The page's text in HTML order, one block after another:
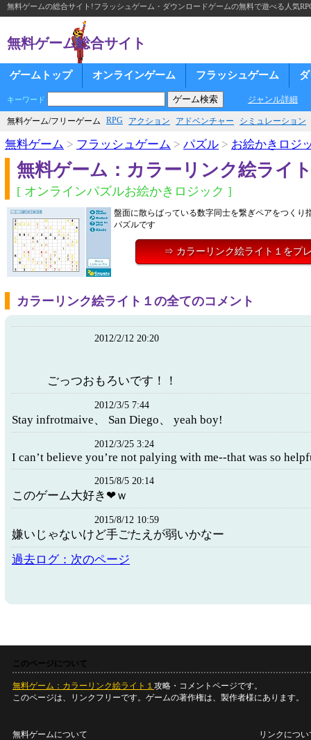
無料ゲームの総合サイト!フラッシュゲーム・ダウンロードゲームの無料で遊べる人気
無料ゲーム総合サイト
ゲームトップ オンラインゲーム フラッシュゲーム
キーワード ジャンル詳細
無料ゲーム/フリーゲーム RPG アクション アドベンチャー シミュレーション
無料ゲーム > フラッシュゲーム > パズル > お絵かきロジ
無料ゲーム：カラーリンク絵ライ
[ オンラインパズルお絵かきロジック ]
盤面に散らばっている数字同士を繋ぎペアをつくり
パズルです
⇒ カラーリンク絵ライト１をプ
カラーリンク絵ライト１の全てのコメント
2012/2/12 20:20
ごっつおもろいです！！
2012/3/5 7:44
Stay infrotmaive、 San Diego、 yeah boy!
2012/3/25 3:24
I can’t believe you’re not palying with me--that was so
2015/8/5 20:14
このゲーム大好き❤ｗ
2015/8/12 10:59
嫌いじゃないけど手ごたえが弱いかなー
過去ログ：次のページ
このページについて
無料ゲーム：カラーリンク絵ライト１ 攻略・コメントページです。
このページは、リンクフリーです。ゲームの著作権は、製作者様にあります。
無料ゲームについて リンクについ